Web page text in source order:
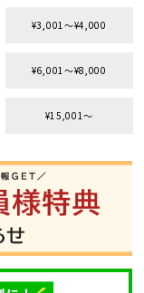
¥3,001〜¥4,000
¥6,001〜¥8,000
¥15,001〜